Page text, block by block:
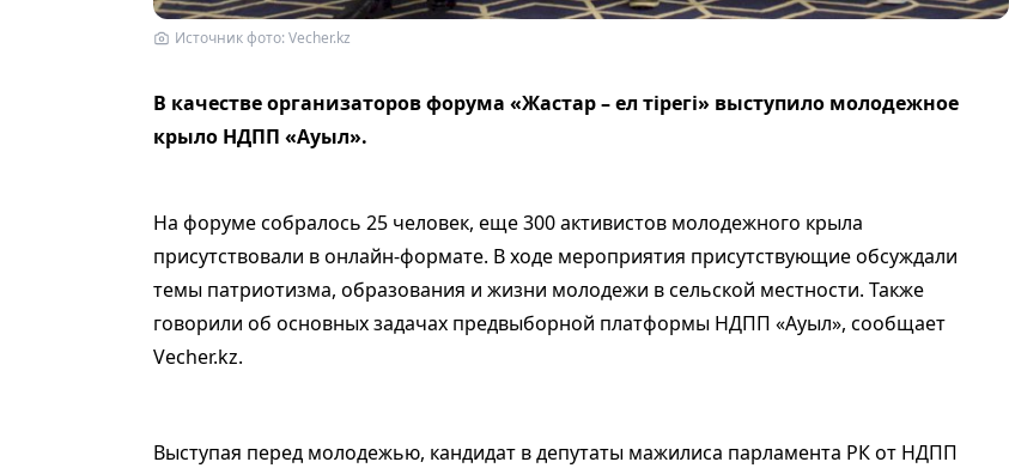
Источник фото: Vecher.kz
В качестве организаторов форума «Жастар – ел тiрегi» выступило молодежное
крыло НДПП «Ауыл».
На форуме собралось 25 человек, еще 300 активистов молодежного крыла
присутствовали в онлайн-формате. В ходе мероприятия присутствующие обсуждали
темы патриотизма, образования и жизни молодежи в сельской местности. Также
говорили об основных задачах предвыборной платформы НДПП «Ауыл», сообщает
Vecher.kz.
Выступая перед молодежью, кандидат в депутаты мажилиса парламента РК от НДПП